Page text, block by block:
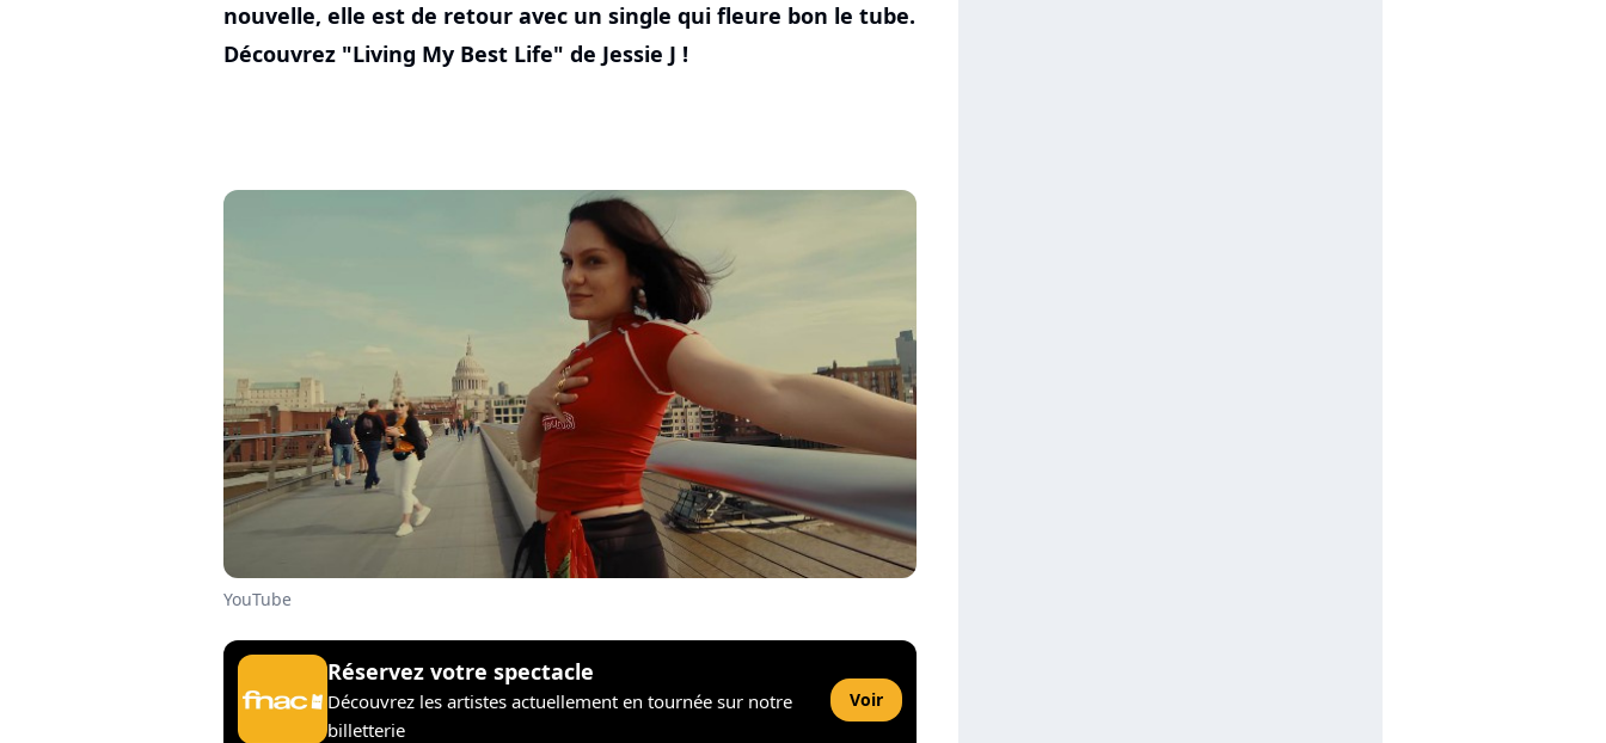
nouvelle, elle est de retour avec un single qui fleure bon le tube.
Découvrez "Living My Best Life" de Jessie J !
YouTube
Réservez votre spectacle
Découvrez les artistes actuellement en tournée sur notre
billetterie
Voir